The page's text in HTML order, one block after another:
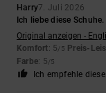
Harry7. Juli 2026
Ich liebe diese
Original anzeigen -
Komfort: 5/5 Preis-
Farbe: 5/5
Ich empfehle